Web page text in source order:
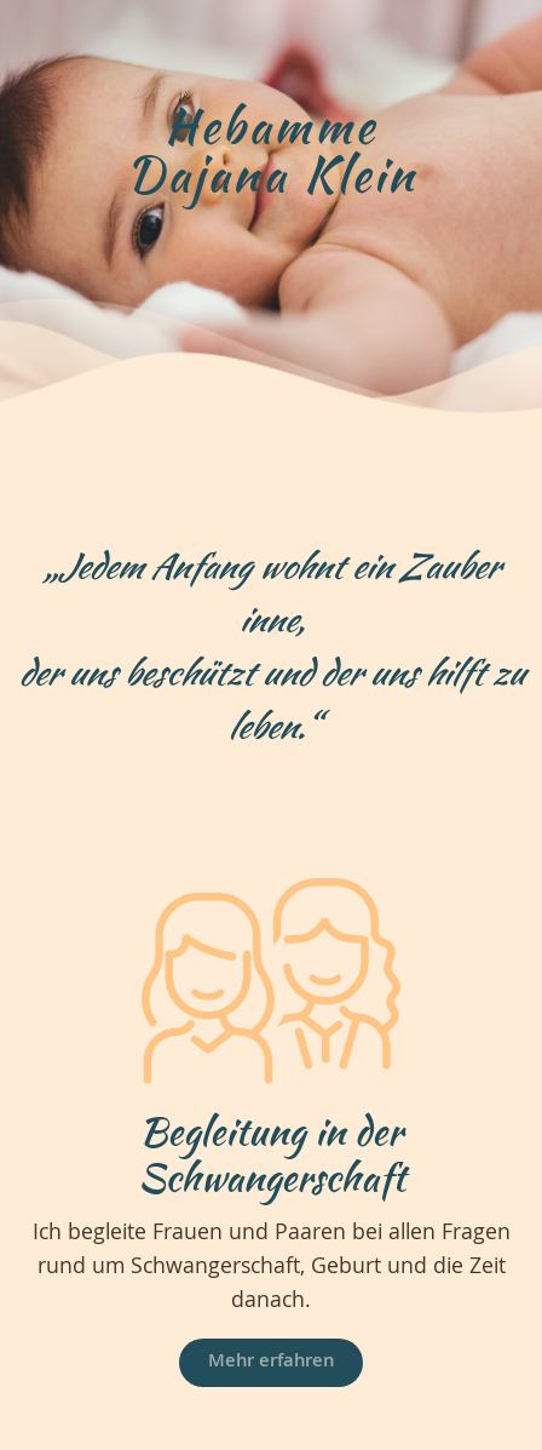
Hebamme
Dajana Klein
„Jedem Anfang wohnt ein Zauber
inne,
der uns beschützt und der uns hilft zu
leben.“
Begleitung in der
Schwangerschaft
Ich begleite Frauen und Paaren bei allen Fragen
rund um Schwangerschaft, Geburt und die Zeit
danach.
Mehr erfahren